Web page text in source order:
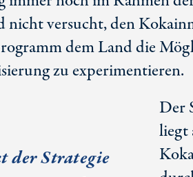
nicht versucht, den
dem Land die
zu experimentieren.
der Strategie
Der
liegt